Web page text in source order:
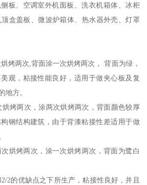
板、空调室外机面板、洗衣机箱体、冰柜
盒盖板、微波炉箱体、热水器外壳、灯罩
烤两次,背面涂一次烘烤两次， 背面为绿，
观，粘接性能良好，适用于做夹心板及复
地方。
烤两次，涂两次烘烤两次，背面颜色较厚
钢结构建筑，由于背漆粘接性差适用于做
烘烤两次，涂一次烘烤两次，背面为鹭白
2的优缺点之下所生产，粘接性良好，并且